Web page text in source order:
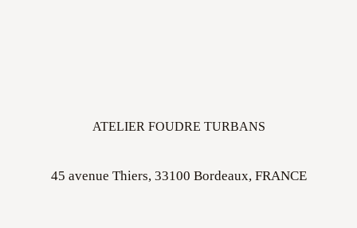
ATELIER FOUDRE TURBANS
45 avenue Thiers, 33100 Bordeaux, FRANCE